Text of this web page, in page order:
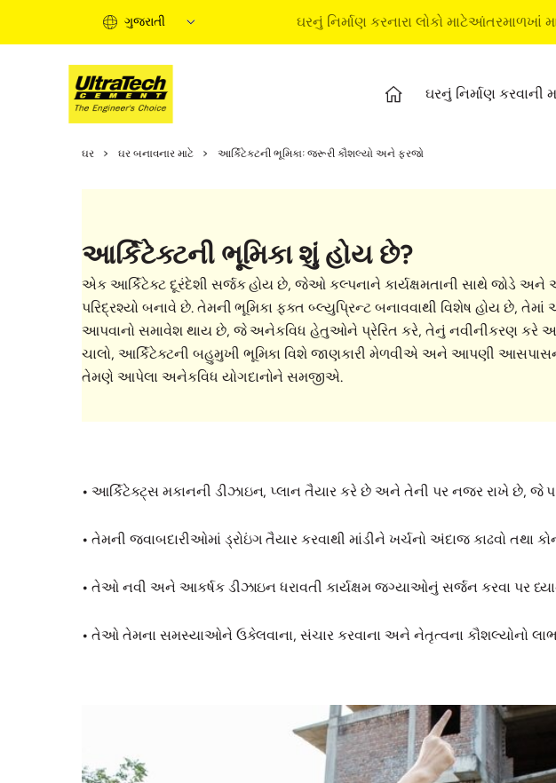
ગુજરાતી ઘરનું નિર્માણ કરનારા લોકો માટેઆંતરમાળખાં
ઘરનું નિર્માણ કરવાની
સોલ્યુશન્સ ખરીદો
ટૂંકી માર્ગદર્શિકા
ઘરનું નિર્માણ કરવાની મૂળભૂત બાબતો
ઘર ઘર બનાવનાર માટે આર્કિટેક્ટની ભૂમિકાઃ જરૂરી કૌશલ્યો અને ફરજો
આર્કિટેક્ટની ભૂમિકા શું હોય છે?
એક આર્કિટેક્ટ દૂરંદેશી સર્જક હોય છે, જેઓ કલ્પનાને કાર્યક્ષમતાની સાથે જોડે અને
પરિદ્રશ્યો બનાવે છે. તેમની ભૂમિકા ફક્ત બ્લ્યુપ્રિન્ટ બનાવવાથી વિશેષ હોય છે,
આપવાનો સમાવેશ થાય છે, જે અનેકવિધ હેતુઓને પ્રેરિત કરે, તેનું નવીનીકરણ કરે
ચાલો, આર્કિટેક્ટની બહુમુખી ભૂમિકા વિશે જાણકારી મેળવીએ અને આપણી
તેમણે આપેલા અનેકવિધ યોગદાનોને સમજીએ.
• આર્કિટેક્ટ્સ મકાનની ડીઝાઇન, પ્લાન તૈયાર કરે છે અને તેની પર નજર રાખે છે, જે
• તેમની જવાબદારીઓમાં ડ્રોઇંગ તૈયાર કરવાથી માંડીને ખર્ચનો અંદાજ કાઢવો તથા
• તેઓ નવી અને આકર્ષક ડીઝાઇન ધરાવતી કાર્યક્ષમ જગ્યાઓનું સર્જન કરવા પર
• તેઓ તેમના સમસ્યાઓને ઉકેલવાના, સંચાર કરવાના અને નેતૃત્વના કૌશલ્યોનો